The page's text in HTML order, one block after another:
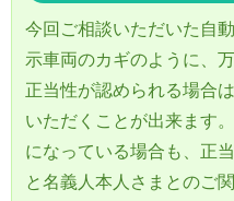
今回ご相談いただいた自
示車両のカギのように、
正当性が認められる場合
いただくことが出来ます
になっている場合も、正
と名義人本人さまとのご